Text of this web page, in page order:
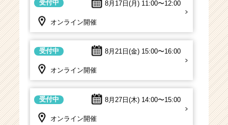
8月18日(火) 18:00〜19:00
オンライン開催
8月19日(水) 11:00〜12:00
受付中
オンライン開催
8月19日(水) 14:00〜15:00
受付中
オンライン開催
8月17日(月) 11:00〜12:00
受付中
オンライン開催
8月21日(金) 15:00〜16:00
受付中
オンライン開催
8月27日(木) 14:00〜15:00
受付中
オンライン開催